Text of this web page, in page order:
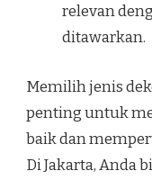
relevan
ditawarkan.
Memilih jenis
penting untuk
baik dan
Di Jakarta, Anda